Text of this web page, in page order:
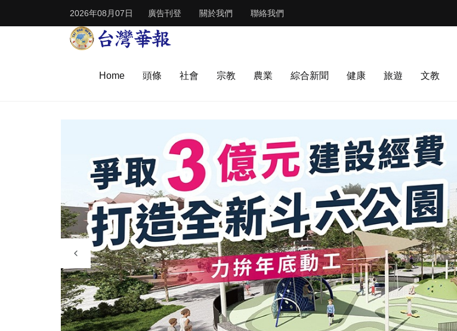
2026年08月07日 廣告刊登 關於我們 聯絡我們
Home 頭條 社會 宗教 農業 綜合新聞 健康 旅遊 文教